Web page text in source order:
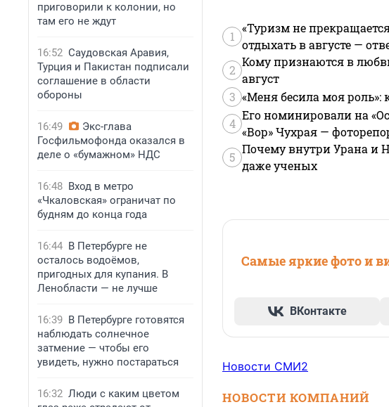
приговорили к колонии, но
там его не ждут
16:52 Саудовская Аравия,
Турция и Пакистан подписали
соглашение в области
обороны
16:49
Экс-глава
Госфильмофонда оказался в
деле о «бумажном» НДС
16:48 Вход в метро
«Чкаловская» ограничат по
будням до конца года
16:44 В Петербурге не
осталось водоёмов,
пригодных для купания. В
Ленобласти — не лучше
16:39 В Петербурге готовятся
наблюдать солнечное
затмение — чтобы его
увидеть, нужно постараться
16:32 Люди с каким цветом
1
«Туризм не
отдыхать в августе —
2
Кому признаются в
август
3 «Меня бесила моя роль»:
4
Его номинировали на
«Вор» Чухрая —
5
Почему внутри Урана и
даже ученых
Самые яркие фото и
ВКонтакте
Новости СМИ2
НОВОСТИ КОМПАНИЙ